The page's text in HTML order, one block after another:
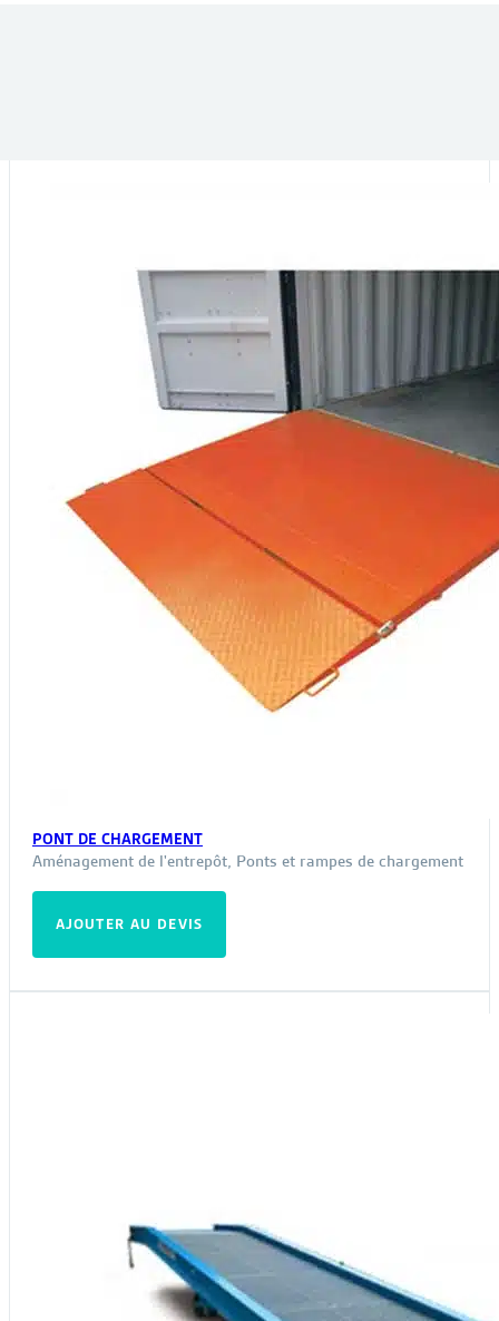
PONT DE CHARGEMENT
Aménagement de l'entrepôt, Ponts et rampes de chargement
AJOUTER AU DEVIS